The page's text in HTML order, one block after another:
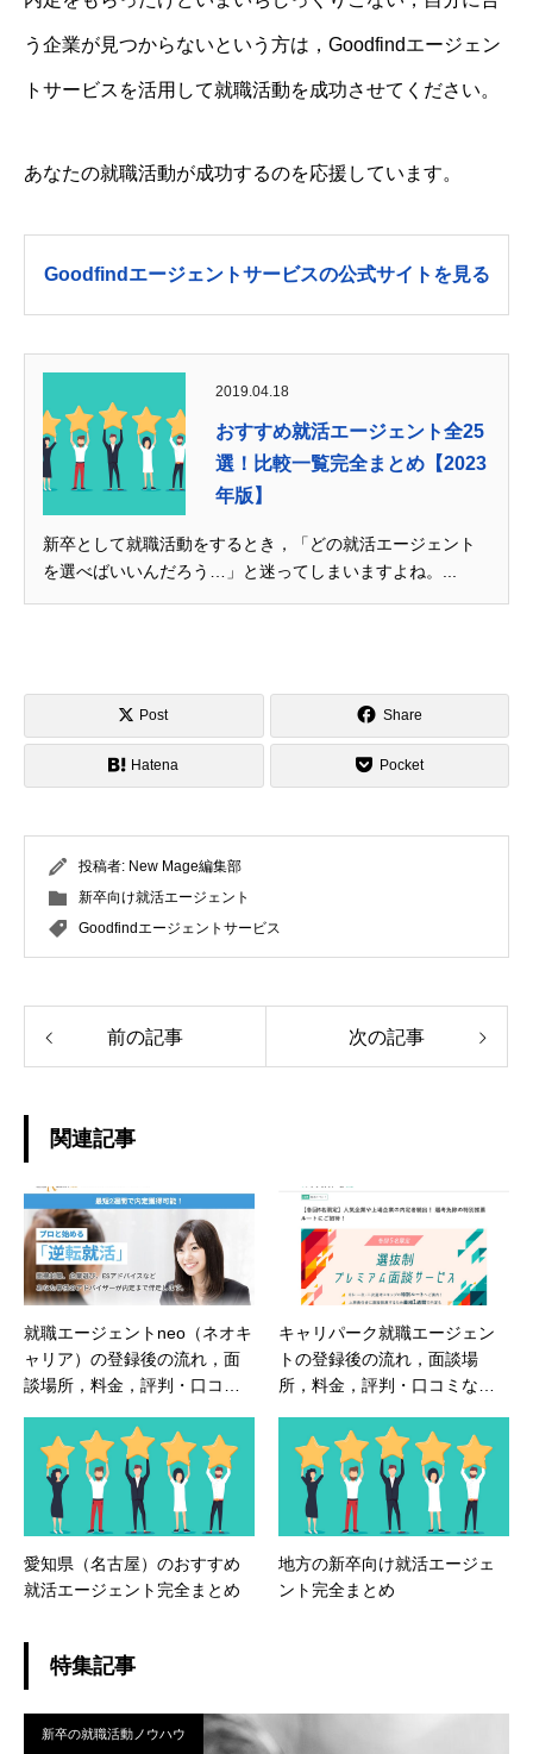
う企業が見つからないという方は，Goodfindエージェン
トサービスを活用して就職活動を成功させてください。
あなたの就職活動が成功するのを応援しています。
Goodfindエージェントサービスの公式サイトを見る
2019.04.18
おすすめ就活エージェント全25
選！比較一覧完全まとめ【2023
年版】
新卒として就職活動をするとき，「どの就活エージェント
を選べばいいんだろう…」と迷ってしまいますよね。...
Post Share
Hatena Pocket
投稿者: New Mage編集部
新卒向け就活エージェント
Goodfindエージェントサービス
前の記事 次の記事
関連記事
就職エージェントneo（ネオキ
ャリア）の登録後の流れ，面
談場所，料金，評判・口コミ
キャリパーク就職エージェン
トの登録後の流れ，面談場
所，料金，評判・口コミなど
完全マニュアル
愛知県（名古屋）のおすすめ
就活エージェント完全まとめ
地方の新卒向け就活エージェ
ント完全まとめ
特集記事
新卒の就職活動ノウハウ